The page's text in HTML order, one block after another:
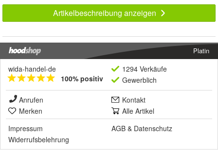
Artikelbeschreibung anzeigen
Platin
wida-handel-de
100% positiv
1294 Verkäufe
Gewerblich
Anrufen
Kontakt
Merken
Alle Artikel
Impressum
AGB & Datenschutz
Widerrufsbelehrung